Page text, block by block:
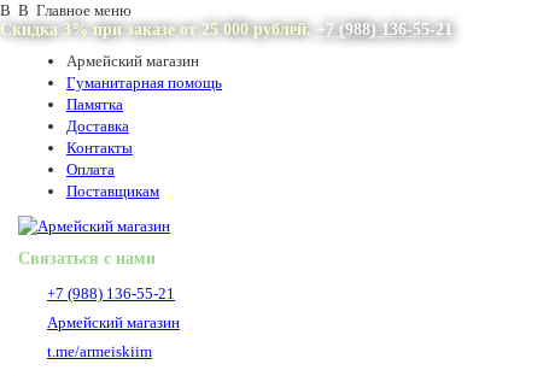
В В Главное меню
Скидка 3% при заказе от 25 000 рублей. +7 (988) 136-55-21
Армейский магазин
Гуманитарная помощь
Памятка
Доставка
Контакты
Оплата
Поставщикам
Связаться с нами
+7 (988) 136-55-21
Армейский магазин
t.me/armeiskiim